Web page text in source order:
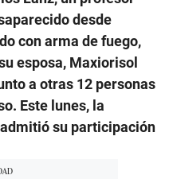
desde
con arma de fuego,
esposa, Maxiorisol
a otras 12 personas
Este lunes, la
su participación